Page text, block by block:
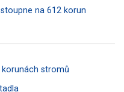
na 612 korun
korunách stromů